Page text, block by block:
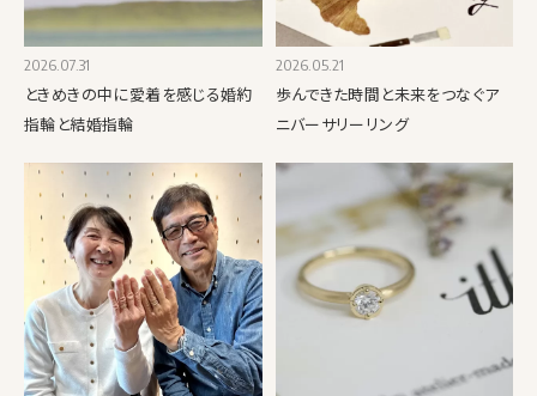
2026.07.31
ときめきの中に愛着を感じる婚約
指輪と結婚指輪
2026.05.21
歩んできた時間と未来をつなぐア
ニバーサリーリング